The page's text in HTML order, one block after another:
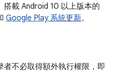
載 Android 10 以上版本的
Google Play 系統更新。
不必取得額外執行權限，即